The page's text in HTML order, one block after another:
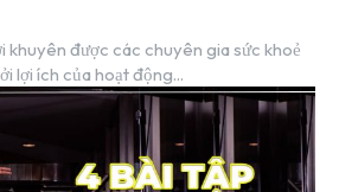
khuyên được các chuyên gia sức khoẻ
lợi ích của hoạt động...